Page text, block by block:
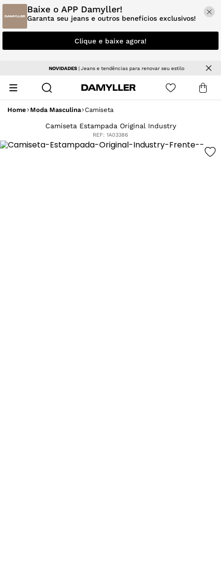
Baixe o APP Damyller!
Garanta seu jeans e outros benefícios exclusivos!
Clique e baixe agora!
NOVIDADES| Jeans e tendências para renovar seu estilo
Home Moda Masculina Camiseta
Camiseta Estampada Original Industry
REF: 1A03386